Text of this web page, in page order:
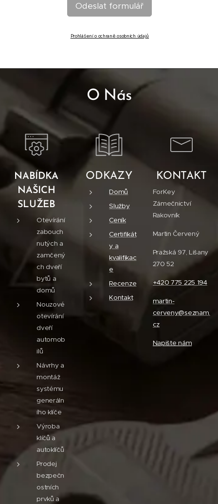
Odeslat formulář
Prohlášení o ochraně osobních údajů
O Nás
NABÍDKA
NAŠICH
SLUŽEB
Otevírání
zabouch
nutých a
zamčený
ch dveří
bytů a
domů
Nouzové
otevírání
dveří
automob
ilů
Návrhy a
montáž
systému
generáln
ího klíče
Výroba
klíčů a
autoklíčů
Prodej
bezpečn
ostních
prvků a
ODKAZY
Domů
Služby
Ceník
Certifikát
y a
kvalifikac
e
Recenze
Kontakt
KONTAKT
ForKey
Zámečnictví
Rakovník
Martin Červený
Pražská 97, Lišany
270 52
+420 775 225 194
martin-
cerveny@seznam.
cz
Napište nám